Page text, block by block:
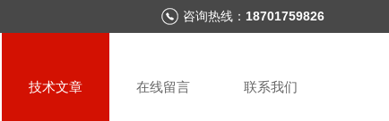
咨询热线： 18701759826
技术文章 在线留言 联系我们